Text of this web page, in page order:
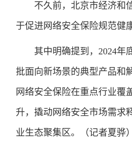
不久前，北京市经济和信
于促进网络安全保险规范健
其中明确提到，2024年底
批面向新场景的典型产品和
网络安全保险在重点行业覆
升，撬动网络安全市场需求
业生态聚集区。（记者夏骅